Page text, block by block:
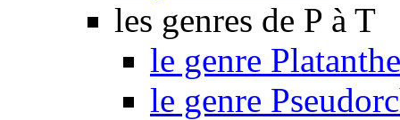
les genres de P à T
le genre
le genre